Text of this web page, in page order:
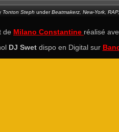
Tonton Steph underBeatmakerz New-York RAP,
de Milano Constantine réalisé
DJ Swetdispo en Digital sur